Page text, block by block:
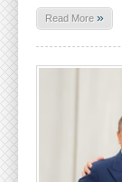
Read More »